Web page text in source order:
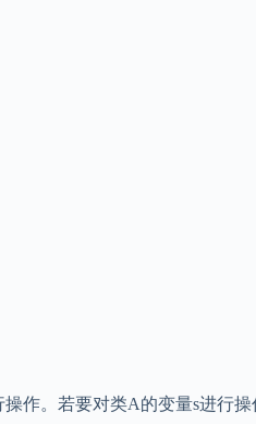
作。若要对类A的变量s进行